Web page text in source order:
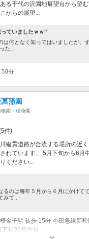
る千代の沢園地展望台から望
からの展望...
ていましたｗｗ”
は何となく知ってはいましたが、
た...
50分
蒲園
園・植物園
件)
縦貫道路が合流する場所の近
れています。 5月下旬から6月
ください...
るのは毎年５月から６月にかけて
みて...
金子駅 徒歩 15分 小田急線新
下旬?6月中旬